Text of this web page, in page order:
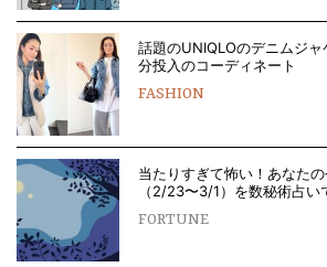
話題のUNIQLOのデニムジ
分投入のコーディネート
FASHION
当たりすぎて怖い！あなた
（2/23〜3/1）を数秘術占い
FORTUNE